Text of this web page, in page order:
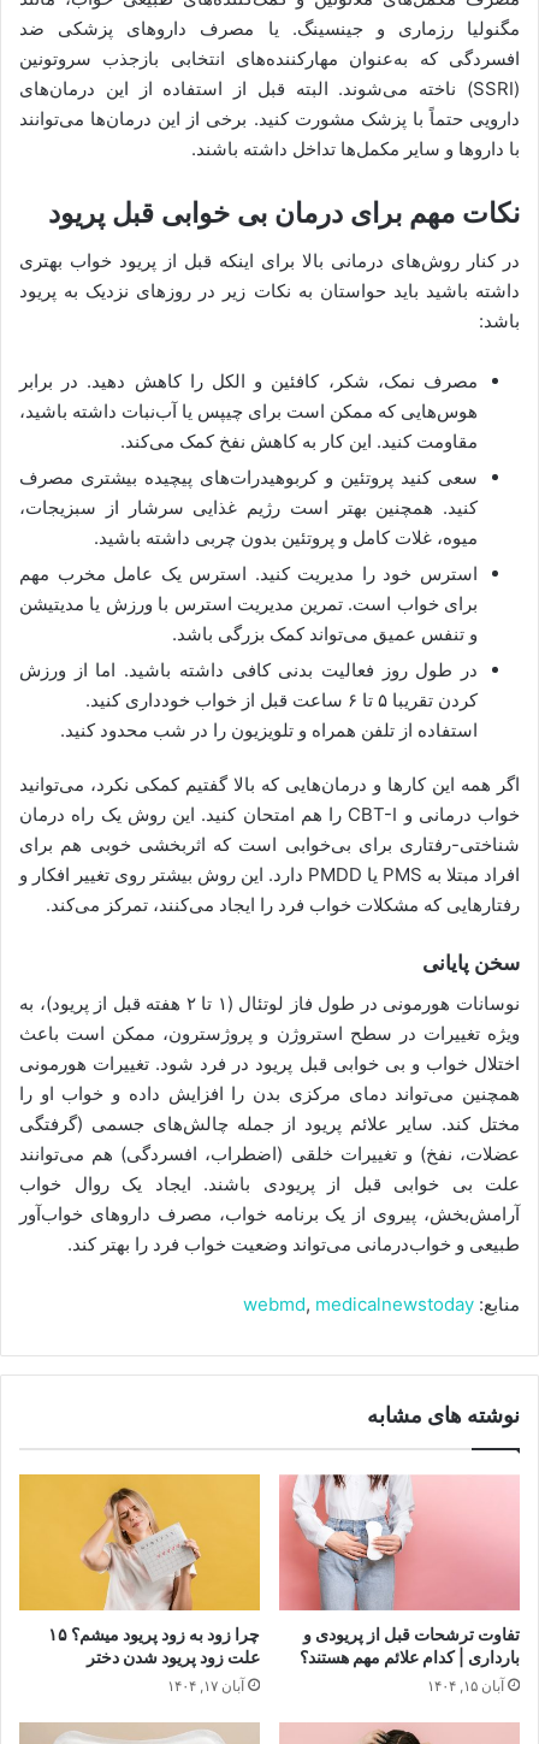
مگنولیا رزماری و جینسینگ. یا مصرف داروهای پزشکی ضد
افسردگی که به‌عنوان مهارکننده‌های انتخابی بازجذب سروتونین
(SSRI) ناخته می‌شوند. البته قبل از استفاده از این درمان‌های
دارویی حتماً با پزشک مشورت کنید. برخی از این درمان‌ها می‌توانند
با داروها و سایر مکمل‌ها تداخل داشته باشند.
نکات مهم برای درمان بی خوابی قبل پریود
در کنار روش‌های درمانی بالا برای اینکه قبل از پریود خواب بهتری
داشته باشید باید حواستان به نکات زیر در روزهای نزدیک به پریود
باشد:
مصرف نمک، شکر، کافئین و الکل را کاهش دهید. در برابر
هوس‌هایی که ممکن است برای چیپس یا آب‌نبات داشته باشید،
مقاومت کنید. این کار به کاهش نفخ کمک می‌کند.
سعی کنید پروتئین و کربوهیدرات‌های پیچیده بیشتری مصرف
کنید. همچنین بهتر است رژیم غذایی سرشار از سبزیجات،
میوه، غلات کامل و پروتئین بدون چربی داشته باشید.
استرس خود را مدیریت کنید. استرس یک عامل مخرب مهم
برای خواب است. تمرین مدیریت استرس با ورزش یا مدیتیشن
و تنفس عمیق می‌تواند کمک بزرگی باشد.
در طول روز فعالیت بدنی کافی داشته باشید. اما از ورزش
کردن تقریبا ۵ تا ۶ ساعت قبل از خواب خودداری کنید.
استفاده از تلفن همراه و تلویزیون را در شب محدود کنید.
اگر همه این کارها و درمان‌هایی که بالا گفتیم کمکی نکرد، می‌توانید
خواب درمانی و CBT-I را هم امتحان کنید. این روش یک راه درمان
شناختی-رفتاری برای بی‌خوابی است که اثربخشی خوبی هم برای
افراد مبتلا به PMS یا PMDD دارد. این روش بیشتر روی تغییر افکار و
رفتارهایی که مشکلات خواب فرد را ایجاد می‌کنند، تمرکز می‌کند.
سخن پایانی
نوسانات هورمونی در طول فاز لوتئال (۱ تا ۲ هفته قبل از پریود)، به
ویژه تغییرات در سطح استروژن و پروژسترون، ممکن است باعث
اختلال خواب و بی خوابی قبل پریود در فرد شود. تغییرات هورمونی
همچنین می‌تواند دمای مرکزی بدن را افزایش داده و خواب او را
مختل کند. سایر علائم پریود از جمله چالش‌های جسمی (گرفتگی
عضلات، نفخ) و تغییرات خلقی (اضطراب، افسردگی) هم می‌توانند
علت بی خوابی قبل از پریودی باشند. ایجاد یک روال خواب
آرامش‌بخش، پیروی از یک برنامه خواب، مصرف داروهای خواب‌آور
طبیعی و خواب‌درمانی می‌تواند وضعیت خواب فرد را بهتر کند.
منابع: webmd, medicalnewstoday
نوشته های مشابه
تفاوت ترشحات قبل از پریودی و
بارداری | کدام علائم مهم هستند؟
آبان ۱۵, ۱۴۰۴
چرا زود به زود پریود میشم؟ ۱۵
علت زود پریود شدن دختر
آبان ۱۷, ۱۴۰۴